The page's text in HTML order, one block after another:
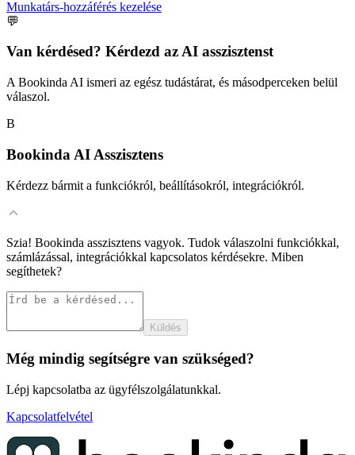
Munkatárs-hozzáférés kezelése
💬
Van kérdésed? Kérdezd az AI asszisztenst
A Bookinda AI ismeri az egész tudástárat, és másodperceken belül
válaszol.
B
Bookinda AI Asszisztens
Kérdezz bármit a funkciókról, beállításokról, integrációkról.
Szia! Bookinda asszisztens vagyok. Tudok válaszolni funkciókkal,
számlázással, integrációkkal kapcsolatos kérdésekre. Miben
segíthetek?
Küldés
Még mindig segítségre van szükséged?
Lépj kapcsolatba az ügyfélszolgálatunkkal.
Kapcsolatfelvétel